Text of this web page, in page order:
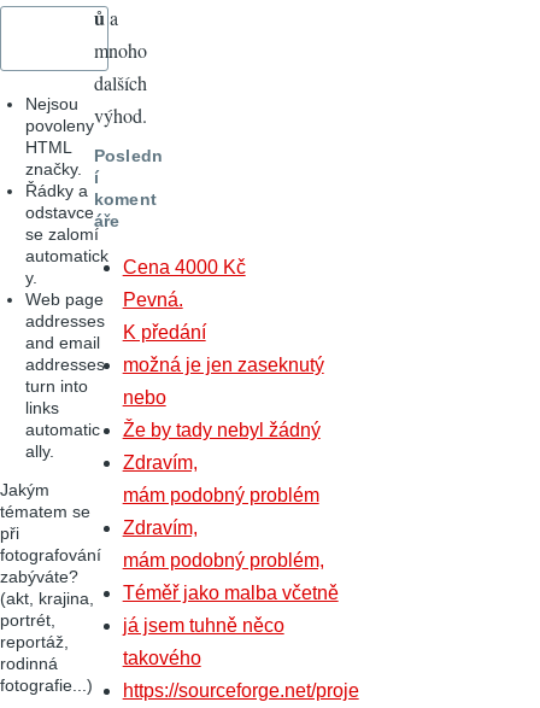
Nejsou
povoleny
HTML
značky.
Řádky a
odstavce
se zalomí
automatick
y.
Web page
addresses
and email
addresses
turn into
links
automatic
ally.
Jakým
tématem se
při
fotografování
zabýváte?
(akt, krajina,
portrét,
reportáž,
rodinná
fotografie...)
ůa
mnoho
dalších
výhod.
Posledn
í
koment
áře
Cena 4000 Kč
Pevná.
K předání
možná je jen zaseknutý
nebo
Že by tady nebyl žádný
Zdravím,
mám podobný problém
Zdravím,
mám podobný problém,
Téměř jako malba včetně
já jsem tuhně něco
takového
https://sourceforge.net/proje